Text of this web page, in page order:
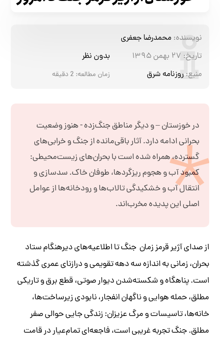
نویسنده: محمدرضا جعفری
تاریخ: ۲۷ بهمن ۱۳۹۵
بدون نظر
منبع: روزنامه شرق زمان مطالعه: 2دقیقه
در خوزستان – و دیگر مناطق جنگ‌زده - هنوز وضعیت
بحرانی ادامه دارد. آثار باقی‌مانده از جنگ و خرابی‌های
گسترده، همراه شده است با بحران‌های زیست‌محیطی:
کمبود آب و هجوم ریزگردها، طوفان خاک. سدسازی و
انتقال آب و خشکیدگی تالاب‌ها و رودخانه‌ها از عوامل
اصلی این پدیده مخرب‌اند.
از صدای آژیر قرمز زمان جنگ تا اطلاعیه‌های دیرهنگام ستاد
بحران، زمانی به اندازه سه دهه تقویمی و درازنای عمری گذشته
است. پناهگاه و شکسته‌شدن دیوار صوتی، قطع برق و تاریکی
مطلق، حمله هوایی و ناگهان انفجار، نابودی زیرساخت‌ها،
خانه‌ها، تاسیسات و مرگ عزیزان: زندگی جایی حوالی صفر
مطلق. جنگ تجربه غریبی است، فاجعه‌ای تمام‌عیار در قامت